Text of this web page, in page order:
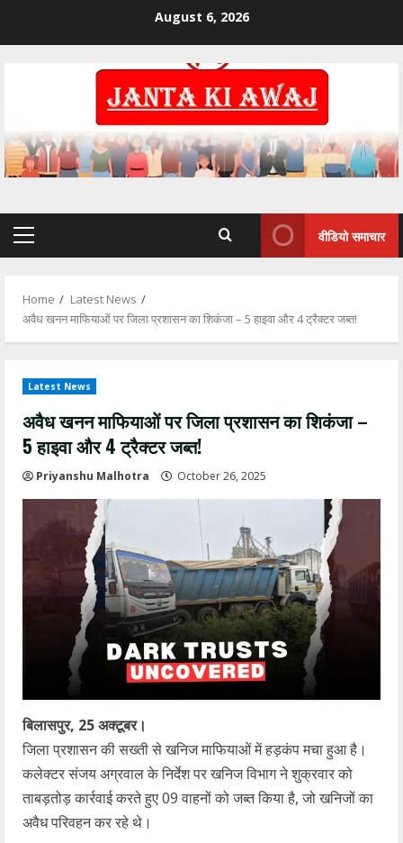
August 6, 2026
वीडियो समाचार
Home
Latest News
अवैध खनन माफियाओं पर जिला प्रशासन का शिकंजा – 5 हाइवा और 4 ट्रैक्टर जब्त!
Latest News
अवैध खनन माफियाओं पर जिला प्रशासन का शिकंजा –
5 हाइवा और 4 ट्रैक्टर जब्त!
Priyanshu Malhotra October 26, 2025
बिलासपुर, 25 अक्टूबर।
जिला प्रशासन की सख्ती से खनिज माफियाओं में हड़कंप मचा हुआ है।
कलेक्टर संजय अग्रवाल के निर्देश पर खनिज विभाग ने शुक्रवार को
ताबड़तोड़ कार्रवाई करते हुए 09 वाहनों को जब्त किया है, जो खनिजों का
अवैध परिवहन कर रहे थे।